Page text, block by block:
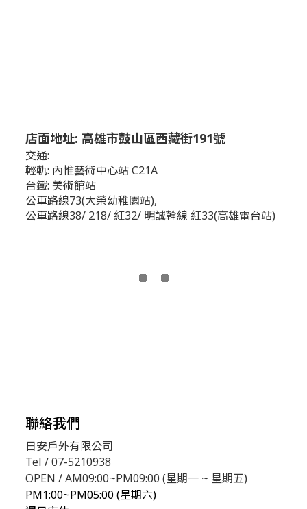
店面地址: 高雄市鼓山區西藏街191號
交通:
輕軌: 內惟藝術中心站 C21A
台鐵: 美術館站
公車路線73(大榮幼稚園站),
公車路線38/ 218/ 紅32/ 明誠幹線 紅33(高雄電台站)
聯絡我們
日安戶外有限公司
Tel / 07-5210938
OPEN / AM09:00~PM09:00 (星期一 ~ 星期五)
PM1:00~PM05:00 (星期六)